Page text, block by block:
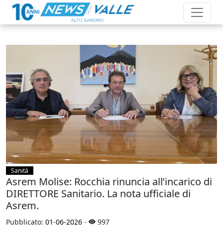
Sanità
Asrem Molise: Rocchia rinuncia all’incarico di
DIRETTORE Sanitario. La nota ufficiale di
Asrem.
Pubblicato: 01-06-2026 - 997